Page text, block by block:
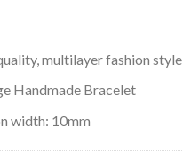
multilayer fashion style
Handmade Bracelet
width: 10mm